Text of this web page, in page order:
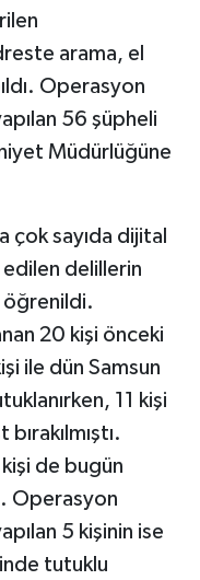
arama, el
Operasyon
56 şüpheli
Müdürlüğüne
çok sayıda dijital
delillerin
öğrenildi.
20 kişi önceki
ile dün Samsun
11 kişi
de bugün
Operasyon
5 kişinin ise
tutuklu